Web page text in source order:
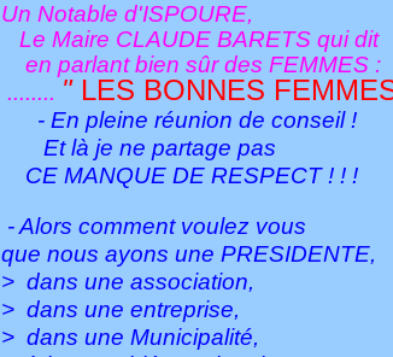
Un Notable d'ISPOURE,
Le Maire CLAUDE BARETS qui dit
en parlant bien sûr des FEMMES :
........ " LES BONNES
- En pleine réunion de conseil !
Et là je ne partage pas
CE MANQUE DE RESPECT ! ! !
- Alors comment voulez vous
que nous ayons une PRESIDENTE,
> dans une association,
> dans une entreprise,
> dans une Municipalité,